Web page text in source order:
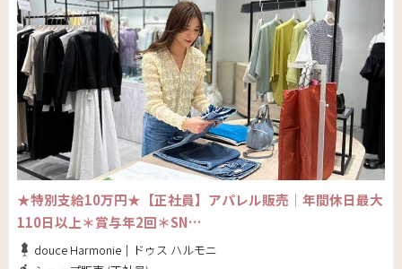
★特別支給10万円★【正社員】アパレル販売│年間休日最大
110日以上＊賞与年2回＊SN…
douce Harmonie｜ドゥス ハルモニ